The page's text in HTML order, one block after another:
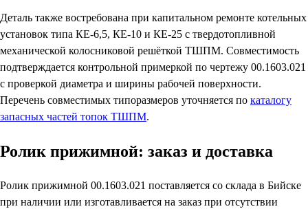
Деталь также востребована при капитальном ремонте котельных
установок типа КЕ-6,5, КЕ-10 и КЕ-25 с твердотопливной
механической колосниковой решёткой ТШПМ. Совместимость
подтверждается контрольной примеркой по чертежу 00.1603.021
с проверкой диаметра и ширины рабочей поверхности.
Перечень совместимых типоразмеров уточняется по каталогу
запасных частей топок ТШПМ.
Ролик прижимной: заказ и доставка
Ролик прижимной 00.1603.021 поставляется со склада в Бийске
при наличии или изготавливается на заказ при отсутствии